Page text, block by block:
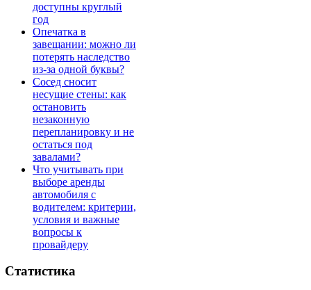
доступны круглый
год
Опечатка в
завещании: можно ли
потерять наследство
из-за одной буквы?
Сосед сносит
несущие стены: как
остановить
незаконную
перепланировку и не
остаться под
завалами?
Что учитывать при
выборе аренды
автомобиля с
водителем: критерии,
условия и важные
вопросы к
провайдеру
Статистика